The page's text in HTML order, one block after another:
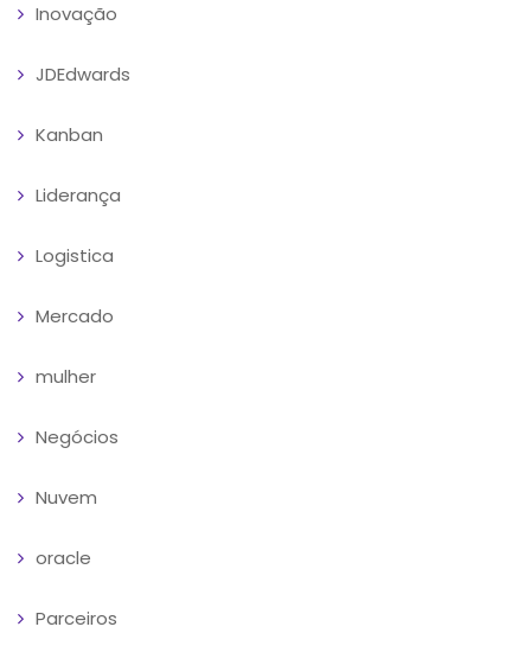
Inovação
JDEdwards
Kanban
Liderança
Logistica
Mercado
mulher
Negócios
Nuvem
oracle
Parceiros